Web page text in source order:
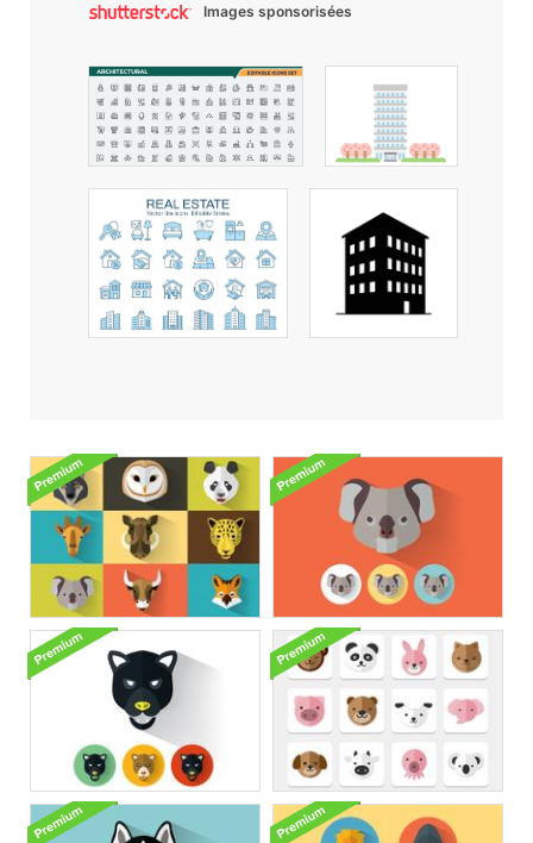
Images sponsorisées